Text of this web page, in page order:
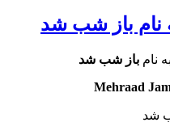
نام باز شب شد
به نام باز شب شد
Mehraad